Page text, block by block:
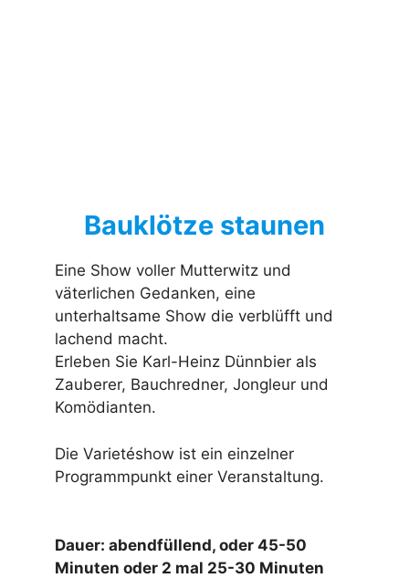
Bauklötze staunen
Eine Show voller Mutterwitz und
väterlichen Gedanken, eine
unterhaltsame Show die verblüfft und
lachend macht.
Erleben Sie Karl-Heinz Dünnbier als
Zauberer, Bauchredner, Jongleur und
Komödianten.
Die Varietéshow ist ein einzelner
Programmpunkt einer Veranstaltung.
Dauer: abendfüllend, oder 45-50
Minuten oder 2 mal 25-30 Minuten